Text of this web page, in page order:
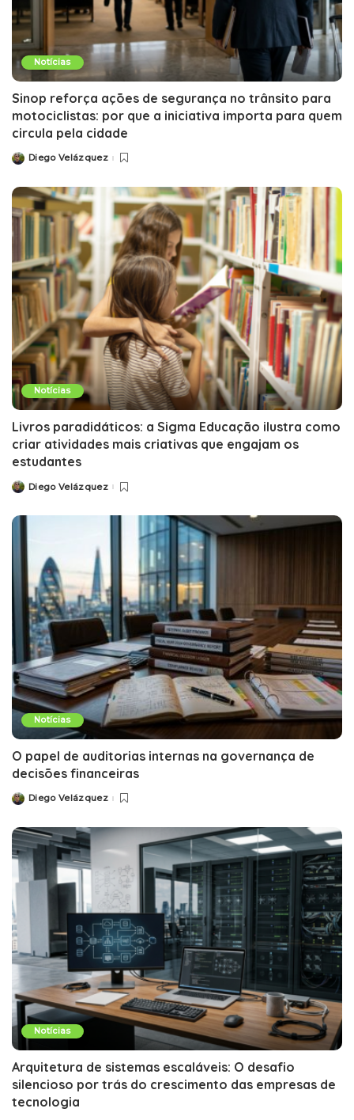
Notícias
Sinop reforça ações de segurança no trânsito para
motociclistas: por que a iniciativa importa para quem
circula pela cidade
Diego Velázquez
Notícias
Livros paradidáticos: a Sigma Educação ilustra como
criar atividades mais criativas que engajam os
estudantes
Diego Velázquez
Notícias
O papel de auditorias internas na governança de
decisões financeiras
Diego Velázquez
Notícias
Arquitetura de sistemas escaláveis: O desafio
silencioso por trás do crescimento das empresas de
tecnologia